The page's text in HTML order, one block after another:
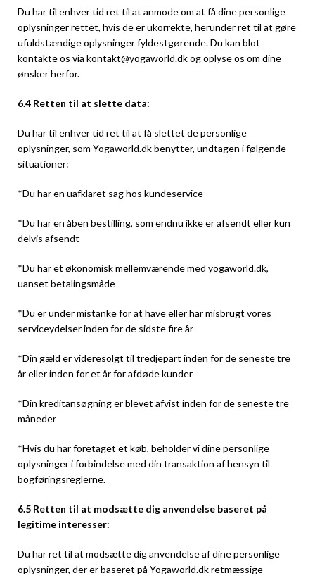
Du har til enhver tid ret til at anmode om at få dine personlige
oplysninger rettet, hvis de er ukorrekte, herunder ret til at gøre
ufuldstændige oplysninger fyldestgørende. Du kan blot
kontakte os via kontakt@yogaworld.dk og oplyse os om dine
ønsker herfor.
6.4 Retten til at slette data:
Du har til enhver tid ret til at få slettet de personlige
oplysninger, som Yogaworld.dk benytter, undtagen i følgende
situationer:
*Du har en uafklaret sag hos kundeservice
*Du har en åben bestilling, som endnu ikke er afsendt eller kun
delvis afsendt
*Du har et økonomisk mellemværende med yogaworld.dk,
uanset betalingsmåde
*Du er under mistanke for at have eller har misbrugt vores
serviceydelser inden for de sidste fire år
*Din gæld er videresolgt til tredjepart inden for de seneste tre
år eller inden for et år for afdøde kunder
*Din kreditansøgning er blevet afvist inden for de seneste tre
måneder
*Hvis du har foretaget et køb, beholder vi dine personlige
oplysninger i forbindelse med din transaktion af hensyn til
bogføringsreglerne.
6.5 Retten til at modsætte dig anvendelse baseret på
legitime interesser:
Du har ret til at modsætte dig anvendelse af dine personlige
oplysninger, der er baseret på Yogaworld.dk retmæssige